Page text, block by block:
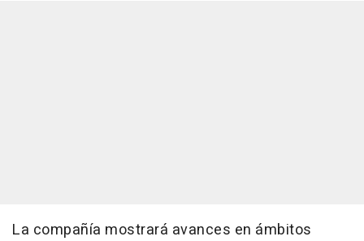
La compañía mostrará avances en ámbitos